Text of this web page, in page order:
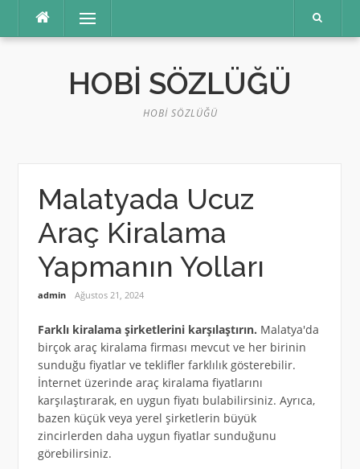
Menü
HOBI SÖZLÜĞÜ
HOBI SÖZLÜĞÜ
Malatyada Ucuz
Araç Kiralama
Yapmanın Yolları
admin Ağustos 21, 2024
Farklı kiralama şirketlerini karşılaştırın. Malatya'da
birçok araç kiralama firması mevcut ve her birinin
sunduğu fiyatlar ve teklifler farklılık gösterebilir.
İnternet üzerinde araç kiralama fiyatlarını
karşılaştırarak, en uygun fiyatı bulabilirsiniz. Ayrıca,
bazen küçük veya yerel şirketlerin büyük
zincirlerden daha uygun fiyatlar sunduğunu
görebilirsiniz.